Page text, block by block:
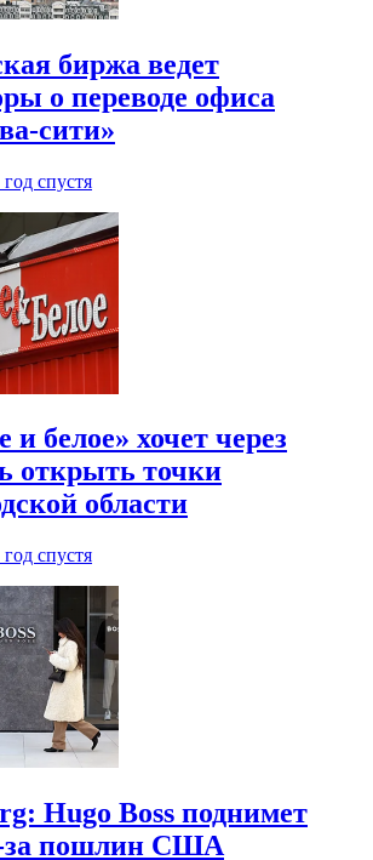
биржа ведет
о переводе офиса
сити»
год спустя
и белое» хочет через
открыть точки
области
год спустя
Hugo Boss поднимет
за пошлин США